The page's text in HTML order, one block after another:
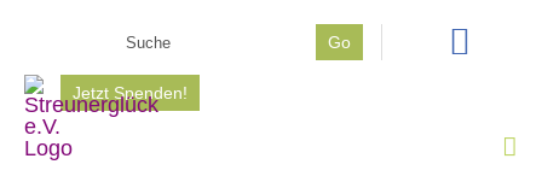
springen
Go
Jetzt Spenden!